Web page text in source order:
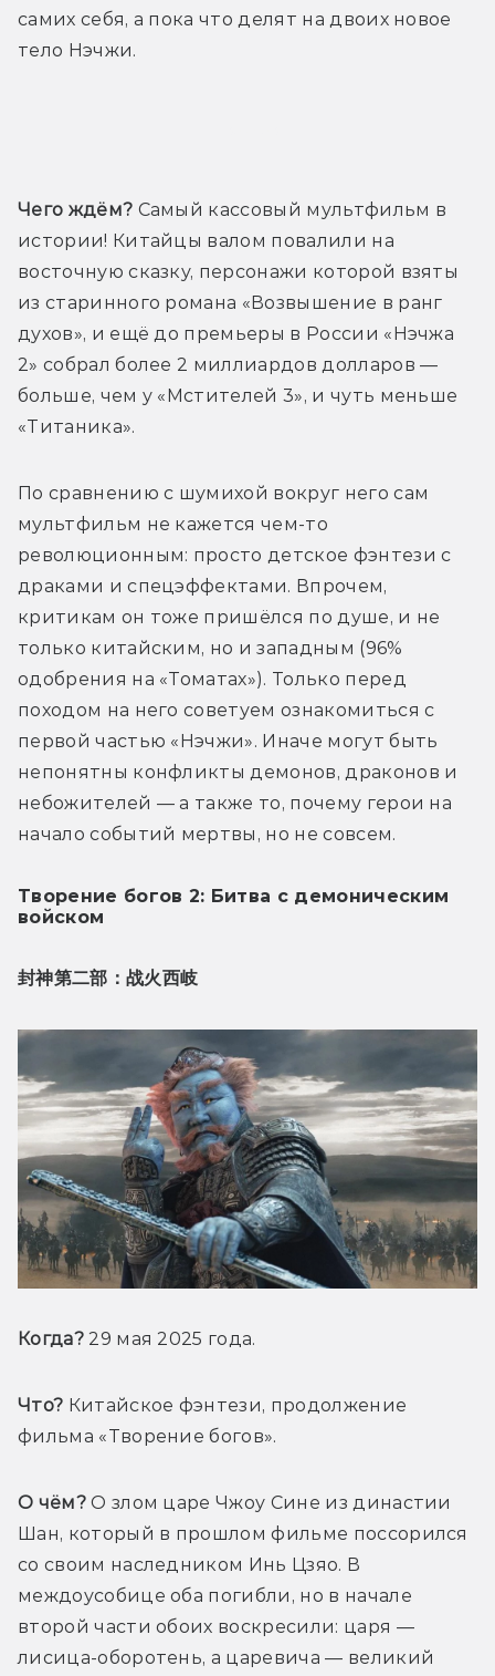
самих себя, а пока что делят на двоих новое
тело Нэчжи.
Чего ждём? Самый кассовый мультфильм в
истории! Китайцы валом повалили на
восточную сказку, персонажи которой взяты
из старинного романа «Возвышение в ранг
духов», и ещё до премьеры в России «Нэчжа
2» собрал более 2 миллиардов долларов —
больше, чем у «Мстителей 3», и чуть меньше
«Титаника».
По сравнению с шумихой вокруг него сам
мультфильм не кажется чем-то
революционным: просто детское фэнтези с
драками и спецэффектами. Впрочем,
критикам он тоже пришёлся по душе, и не
только китайским, но и западным (96%
одобрения на «Томатах»). Только перед
походом на него советуем ознакомиться с
первой частью «Нэчжи». Иначе могут быть
непонятны конфликты демонов, драконов и
небожителей — а также то, почему герои на
начало событий мертвы, но не совсем.
Творение богов 2: Битва с демоническим
войском
封神第二部： 战火西岐
Когда? 29 мая 2025 года.
Что? Китайское фэнтези, продолжение
фильма «Творение богов».
О чём? О злом царе Чжоу Сине из династии
Шан, который в прошлом фильме поссорился
со своим наследником Инь Цзяо. В
междоусобице оба погибли, но в начале
второй части обоих воскресили: царя —
лисица-оборотень, а царевича — великий